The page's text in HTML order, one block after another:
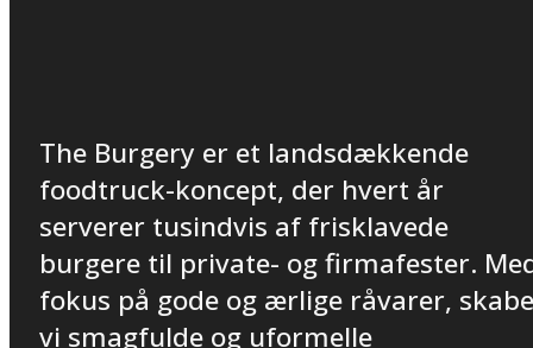
The Burgery er et landsdækkende
foodtruck-koncept, der hvert år
serverer tusindvis af frisklavede
burgere til private- og firmafester.
fokus på gode og ærlige råvarer,
vi smagfulde og uformelle